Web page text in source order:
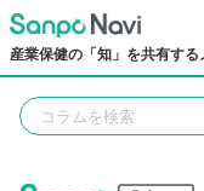
産業保健の「知」を共有する